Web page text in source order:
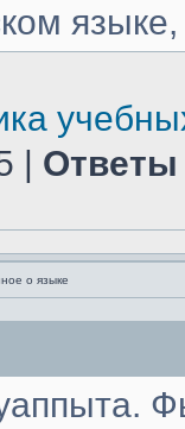
| Ответы
о языке